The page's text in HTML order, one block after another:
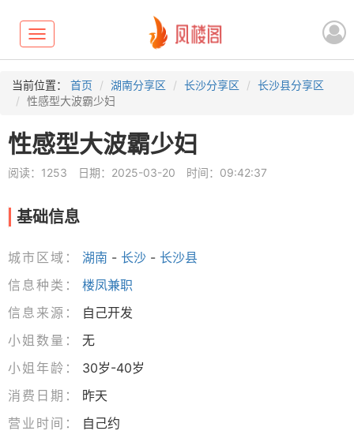
Toggle
navigation
当前位置： 首页 湖南分享区 长沙分享区
长沙县分享区
性感型大波霸少妇
性感型大波霸少妇
阅读：1253 日期：2025-03-20 时间：09:42:37
基础信息
城市区域： 湖南 - 长沙 - 长沙县
信息种类：
楼凤兼职
信息来源：
自己开发
小姐数量：
无
小姐年龄：
30岁-40岁
消费日期：
昨天
营业时间：
自己约